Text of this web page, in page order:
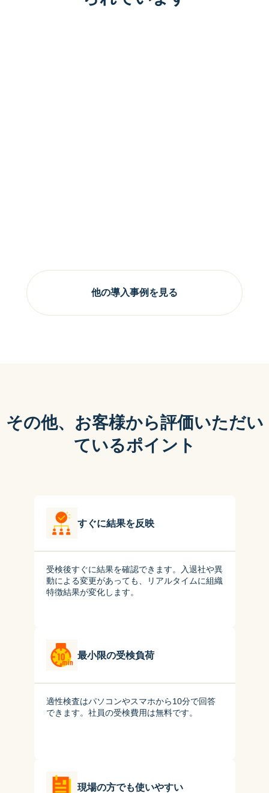
他の導入事例を見る
その他、お客様から評価いただい
ているポイント
すぐに結果を反映
受検後すぐに結果を確認できます。入退社や異
動による変更があっても、リアルタイムに組織
特徴結果が変化します。
最小限の受検負荷
適性検査はパソコンやスマホから10分で回答
できます。社員の受検費用は無料です。
現場の方でも使いやすい